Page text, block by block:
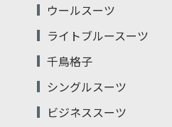
ウールスーツ
ライトブルースーツ
千鳥格子
シングルスーツ
ビジネススーツ